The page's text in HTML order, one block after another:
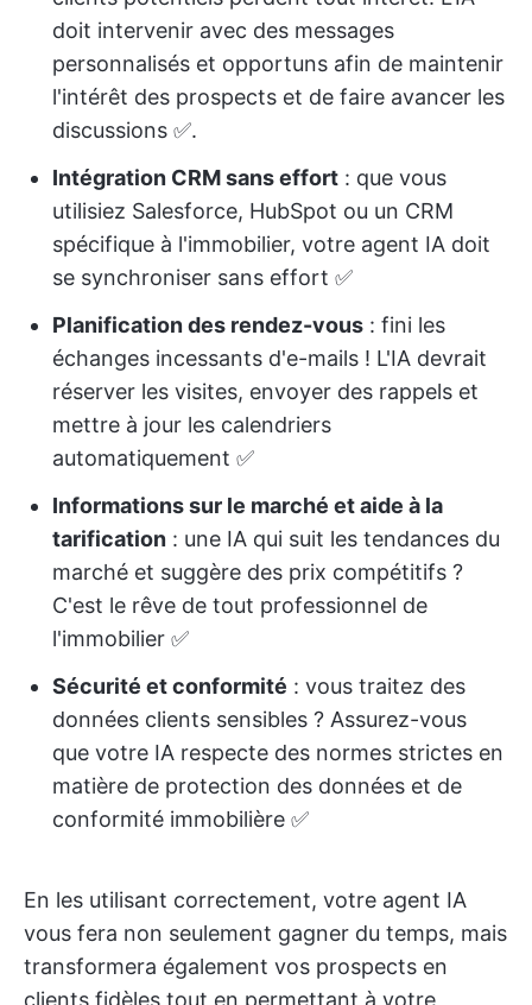
doit intervenir avec des messages
personnalisés et opportuns afin de maintenir
l'intérêt des prospects et de faire avancer les
discussions ✅.
Intégration CRM sans effort : que vous
utilisiez Salesforce, HubSpot ou un CRM
spécifique à l'immobilier, votre agent IA doit
se synchroniser sans effort ✅
Planification des rendez-vous : fini les
échanges incessants d'e-mails ! L'IA devrait
réserver les visites, envoyer des rappels et
mettre à jour les calendriers
automatiquement ✅
Informations sur le marché et aide à la
tarification : une IA qui suit les tendances du
marché et suggère des prix compétitifs ?
C'est le rêve de tout professionnel de
l'immobilier ✅
Sécurité et conformité : vous traitez des
données clients sensibles ? Assurez-vous
que votre IA respecte des normes strictes en
matière de protection des données et de
conformité immobilière ✅
En les utilisant correctement, votre agent IA
vous fera non seulement gagner du temps, mais
transformera également vos prospects en
clients fidèles tout en permettant à votre